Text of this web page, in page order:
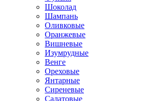
Шоколад
Шампань
Оливковые
Оранжевые
Вишневые
Изумрудные
Венге
Ореховые
Янтарные
Сиреневые
Салатовые